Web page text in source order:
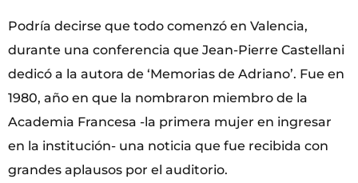
Podría decirse que todo comenzó en Valencia,
durante una conferencia que Jean-Pierre Castellani
dedicó a la autora de ‘Memorias de Adriano’. Fue en
1980, año en que la nombraron miembro de la
Academia Francesa -la primera mujer en ingresar
en la institución- una noticia que fue recibida con
grandes aplausos por el auditorio.